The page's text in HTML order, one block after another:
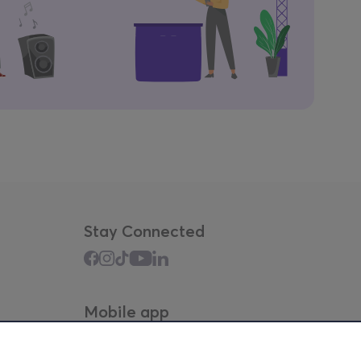
Stay Connected
Mobile app